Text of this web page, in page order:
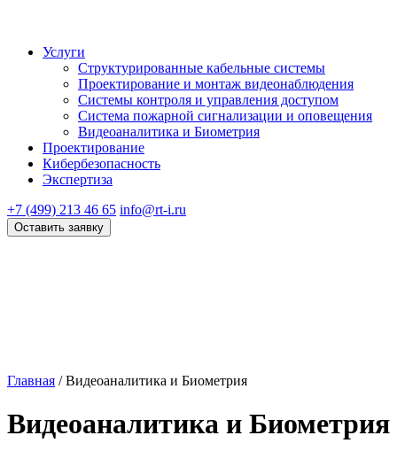
Услуги
Структурированные кабельные системы
Проектирование и монтаж видеонаблюдения
Системы контроля и управления доступом
Система пожарной сигнализации и оповещения
Видеоаналитика и Биометрия
Проектирование
Кибербезопасность
Экспертиза
+7 (499) 213 46 65 info@rt-i.ru
Оставить заявку
Главная /Видеоаналитика и Биометрия
Видеоаналитика и Биометрия